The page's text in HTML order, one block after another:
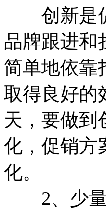
创新是促
品牌跟进和
简单地依靠
取得良好的
天，要做到
化，促销方
化。
2、少量